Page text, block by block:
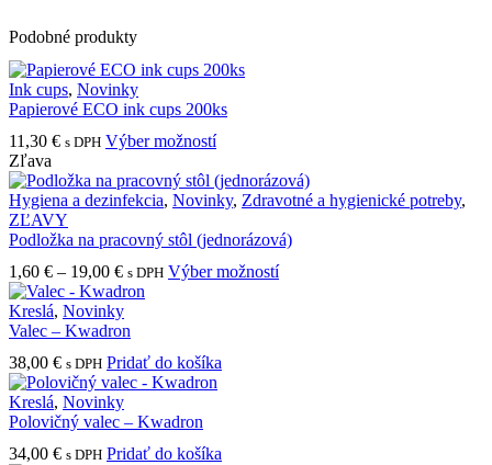
Podobné produkty
Ink cups, Novinky
Papierové ECO ink cups 200ks
11,30 € s DPH Výber možnostíTento
má
viacero
Možnosti
môžete
produktu.
Zľava
Hygiena a dezinfekcia, Novinky, Zdravotné a hygienické potreby,
ZĽAVY
Podložka na pracovný stôl (jednorázová)
1,60 € – 19,00 €Price
range:
1,60 €
through
s DPH Výber možnostíTento
Kreslá, Novinky
Valec – Kwadron
38,00 € s DPH Pridať do košíka
Kreslá, Novinky
Polovičný valec – Kwadron
34,00 € s DPH Pridať do košíka